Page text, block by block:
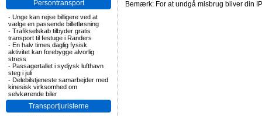
Persontransport
- Unge kan rejse billigere ved at
vælge en passende billetløsning
- Trafikselskab tilbyder gratis
transport til festuge i Randers
- En halv times daglig fysisk
aktivitet kan forebygge alvorlig
stress
- Passagertallet i sydjysk lufthavn
steg i juli
- Delebilstjeneste samarbejder med
kinesisk virksomhed om
selvkørende biler
Transportjuristerne
Bemærk: For at undgå misbrug bliver din